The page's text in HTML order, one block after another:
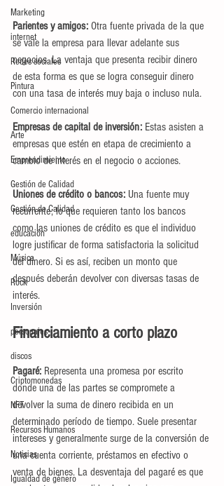
Marketing
internet
Redes sociales
Pintura
Comercio internacional
Arte
Emprendimiento
Gestión de Calidad
Gestión de Calidad
educación
Música
Rock
Inversión
personajes
discos
Criptomonedas
NFT
Recursos Humanos
Noticias
Igualdad de género
Parientes y amigos: Otra fuente privada de la que
se vale la empresa para llevar adelante sus
negocios. La ventaja que presenta recibir dinero
de esta forma es que se logra conseguir dinero
con una tasa de interés muy baja o incluso nula.
Empresas de capital de inversión: Estas asisten a
empresas que estén en etapa de crecimiento a
cambio de interés en el negocio o acciones.
Uniones de crédito o bancos: Una fuente muy
recurrente; lo que requieren tanto los bancos
como las uniones de crédito es que el individuo
logre justificar de forma satisfactoria la solicitud
del dinero. Si es así, reciben un monto que
después deberán devolver con diversas tasas de
interés.
Financiamiento a corto plazo
Pagaré: Representa una promesa por escrito
donde una de las partes se compromete a
devolver la suma de dinero recibida en un
determinado período de tiempo. Suele presentar
intereses y generalmente surge de la conversión de
una cuenta corriente, préstamos en efectivo o
venta de bienes. La desventaja del pagaré es que